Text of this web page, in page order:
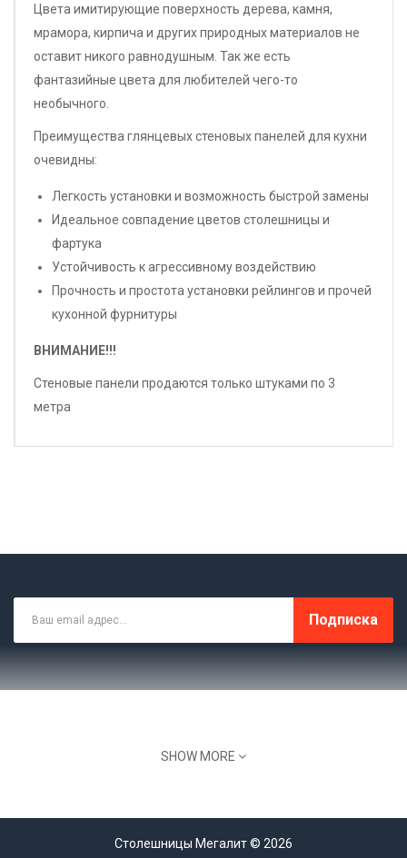
Цвета имитирующие поверхность дерева, камня,
мрамора, кирпича и других природных материалов не
оставит никого равнодушным. Так же есть
фантазийные цвета для любителей чего-то
необычного.
Преимущества глянцевых стеновых панелей для кухни
очевидны:
Легкость установки и возможность быстрой замены
Идеальное совпадение цветов столешницы и
фартука
Устойчивость к агрессивному воздействию
Прочность и простота установки рейлингов и прочей
кухонной фурнитуры
ВНИМАНИЕ!!!
Стеновые панели продаются только штуками по 3
метра
Подписка
SHOW MORE
Столешницы Мегалит © 2026